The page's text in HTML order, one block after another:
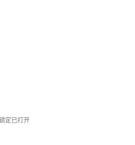
定已打开